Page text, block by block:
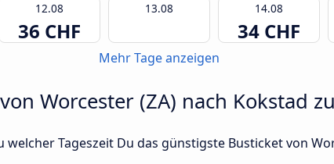
12.08
36 CHF
13.08 14.08
34 CHF
Mehr Tage anzeigen
Worcester (ZA) nach Kokstad
welcher Tageszeit Du das günstigste Busticket von